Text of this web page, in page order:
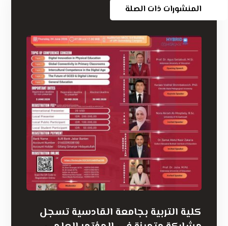
المنشورات ذات الصلة
كلية التربية بجامعة القادسية تسجل